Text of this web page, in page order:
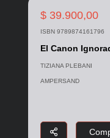
$ 39.900,00
ISBN 9789874161796
El Canon
TIZIANA PLEBANI
AMPERSAND